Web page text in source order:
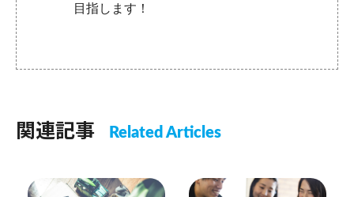
目指します！
関連記事 Related Articles